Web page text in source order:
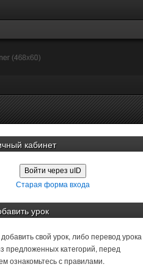
кабинет
Войти через uID
Старая форма входа
урок
свой урок, либо перевод урока
предложенных категорий, перед
ознакомьтесь с правилами.